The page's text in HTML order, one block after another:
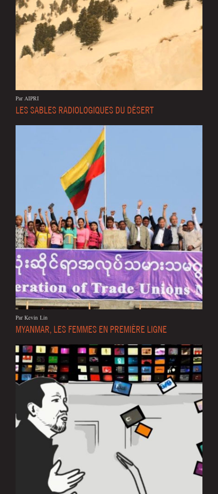
Par AIPRI
LES SABLES RADIOLOGIQUES DU DÉSERT
Par Kevin Lin
MYANMAR, LES FEMMES EN PREMIÈRE LIGNE